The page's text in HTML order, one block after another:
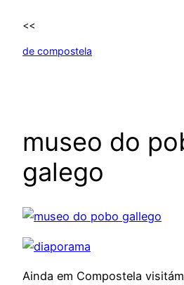
<<
de compostela
museo do
galego
Ainda em Compostela